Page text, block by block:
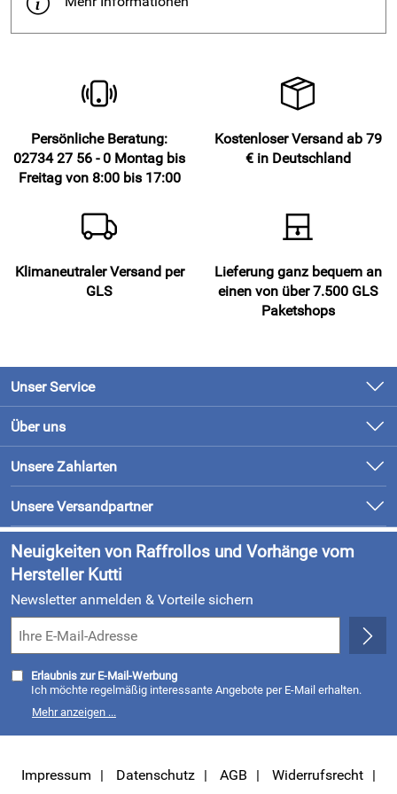
Rollos schwenken einfach mit.
: Bei Alu-Jalousien und Rollos mit Breiten ab 100 cm
Sichtschutzrollos.
Lieferumfang Klemmträger Set für Alu-Jalousien und
1 Set mit 2 Klemmträgern
Montagezubehör
Hersteller: KUTTI Heimtextilien GmbH & Co. KG,
Hommeswiese 125, 57258 Freudenberg, info@kutti.de
Persönliche Beratung:
02734 27 56 - 0 Montag bis
Freitag von 8:00 bis 17:00
Kostenloser Versand ab 79
€ in Deutschland
Klimaneutraler Versand per
GLS
Lieferung ganz bequem an
einen von über 7.500 GLS
Paketshops
Unser Service
Kontakt
Newsletter
Retourenabwicklung
Lieferung & Bezahlung
Kundenlogin
Über uns
Unsere Bestseller
Marken
Neu
Unsere Zahlarten
Unsere Versandpartner
Neuigkeiten von Raffrollos und Vorhänge vom
Hersteller Kutti
Newsletter anmelden & Vorteile sichern
Erlaubnis zur E-Mail-Werbung
Ich möchte regelmäßig interessante Angebote per E-Mail erhalten.
weitergegeben. Zu statistischen Zwecken wird in anonymer Form
kann ich jederzeit mit Wirkung für die Zukunft widerrufen, indem ich
den Link "Abmelden" am Ende des Newsletters anklicke oder die Option
Mehr anzeigen ...
Impressum Datenschutz AGB Widerrufsrecht